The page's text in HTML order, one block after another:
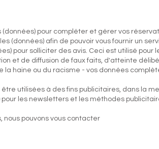
pour compléter et gérer vos
(données) afin de pouvoir vous fournir un
pour solliciter des avis. Ceci est utilisé
et de diffusion de faux faits, d'atteinte
haine ou du racisme - vos données
utilisées à des fins publicitaires, dans la
les newsletters et les méthodes
pouvons vous contacter